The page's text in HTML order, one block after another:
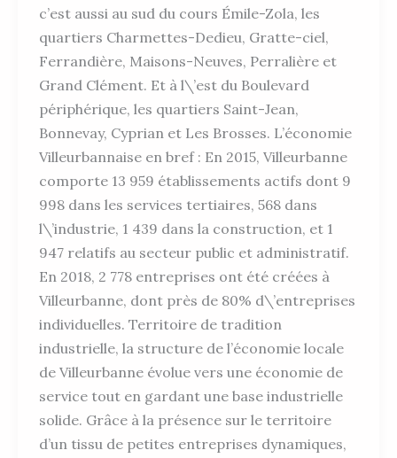
c’est aussi au sud du cours Émile-Zola, les
quartiers Charmettes-Dedieu, Gratte-ciel,
Ferrandière, Maisons-Neuves, Perralière et
Grand Clément. Et à l\’est du Boulevard
périphérique, les quartiers Saint-Jean,
Bonnevay, Cyprian et Les Brosses. L’économie
Villeurbannaise en bref : En 2015, Villeurbanne
comporte 13 959 établissements actifs dont 9
998 dans les services tertiaires, 568 dans
l\’industrie, 1 439 dans la construction, et 1
947 relatifs au secteur public et administratif.
En 2018, 2 778 entreprises ont été créées à
Villeurbanne, dont près de 80% d\’entreprises
individuelles. Territoire de tradition
industrielle, la structure de l’économie locale
de Villeurbanne évolue vers une économie de
service tout en gardant une base industrielle
solide. Grâce à la présence sur le territoire
d’un tissu de petites entreprises dynamiques,